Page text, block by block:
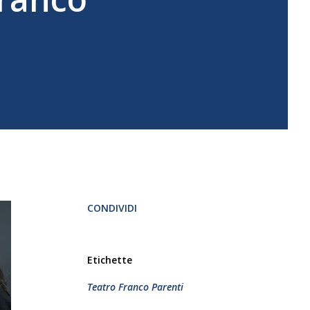
CONDIVIDI
Etichette
Teatro Franco Parenti